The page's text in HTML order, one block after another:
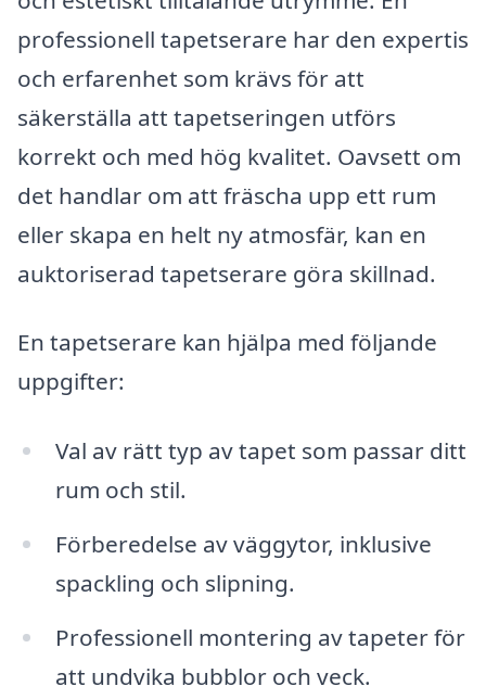
professionell tapetserare har den expertis
och erfarenhet som krävs för att
säkerställa att tapetseringen utförs
korrekt och med hög kvalitet. Oavsett om
det handlar om att fräscha upp ett rum
eller skapa en helt ny atmosfär, kan en
auktoriserad tapetserare göra skillnad.
En tapetserare kan hjälpa med följande
uppgifter:
Val av rätt typ av tapet som passar ditt
rum och stil.
Förberedelse av väggytor, inklusive
spackling och slipning.
Professionell montering av tapeter för
att undvika bubblor och veck.